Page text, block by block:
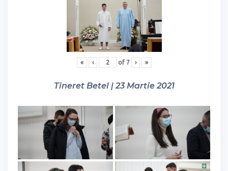
« ‹ of 7 › »
Tineret Betel | 23 Martie 2021